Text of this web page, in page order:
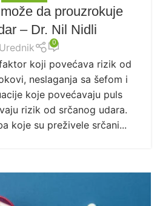
da prouzrokuje
– Dr. Nil Nidli
Urednik 0
koji povećava rizik od
neslaganja sa šefom i
koje povećavaju puls
rizik od srčanog udara.
koje su preživele srčani...